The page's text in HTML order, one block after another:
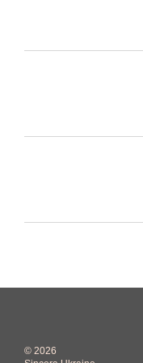
© 2026